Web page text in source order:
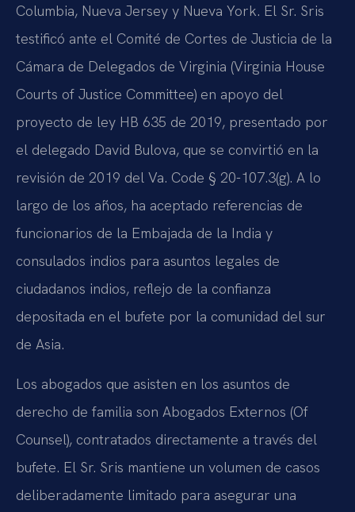
Columbia, Nueva Jersey y Nueva York. El Sr. Sris
testificó ante el Comité de Cortes de Justicia de la
Cámara de Delegados de Virginia (Virginia House
Courts of Justice Committee) en apoyo del
proyecto de ley HB 635 de 2019, presentado por
el delegado David Bulova, que se convirtió en la
revisión de 2019 del Va. Code § 20-107.3(g). A lo
largo de los años, ha aceptado referencias de
funcionarios de la Embajada de la India y
consulados indios para asuntos legales de
ciudadanos indios, reflejo de la confianza
depositada en el bufete por la comunidad del sur
de Asia.
Los abogados que asisten en los asuntos de
derecho de familia son Abogados Externos (Of
Counsel), contratados directamente a través del
bufete. El Sr. Sris mantiene un volumen de casos
deliberadamente limitado para asegurar una